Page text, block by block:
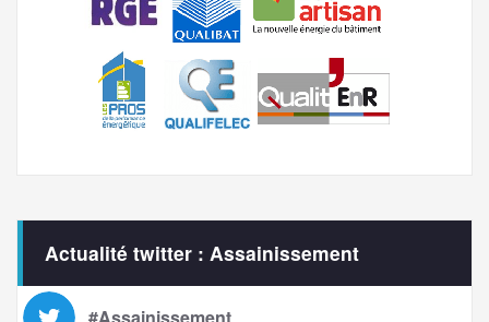
Actualité twitter : Assainissement
#Assainissement